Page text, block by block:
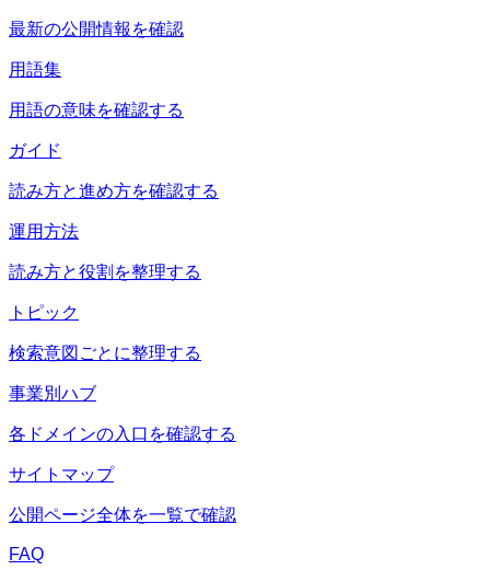
最新の公開情報を確認
用語集
用語の意味を確認する
ガイド
読み方と進め方を確認する
運用方法
読み方と役割を整理する
トピック
検索意図ごとに整理する
事業別ハブ
各ドメインの入口を確認する
サイトマップ
公開ページ全体を一覧で確認
FAQ